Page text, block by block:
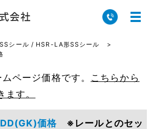
シール / HSR-LA形SSシール
ページ価格です。 こちらから
ます。
価格 ※レールとのセッ